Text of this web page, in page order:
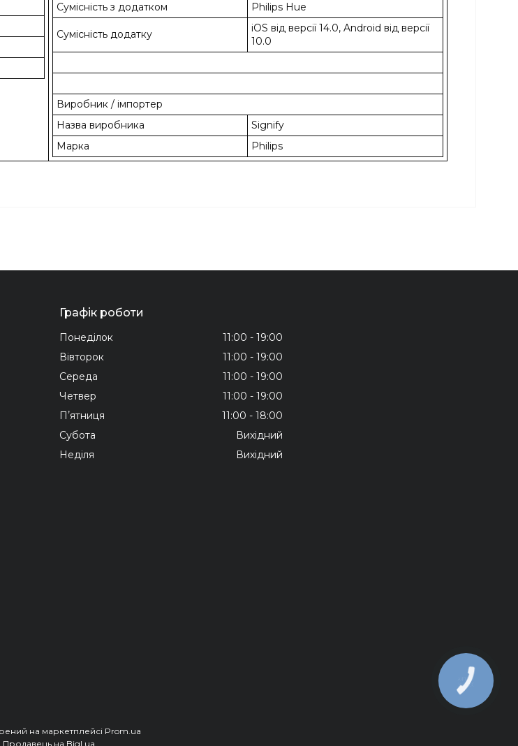
Сумісність з додатком
Philips Hue
Сумісність додатку
iOS від версії 14.0, Android від версії
10.0
Виробник / імпортер
Назва виробника
Signify
Марка
Philips
Графік роботи
Понеділок 11:00
19:00
Вівторок
11:00
19:00
Середа
11:00
19:00
Четвер
11:00
19:00
Пʼятниця
11:00
18:00
Субота
Вихідний
Неділя
Вихідний
на маркетплейсі Prom.ua
Продавець на Bigl.ua
КНОПКА
ЗВ'ЯЗКУ